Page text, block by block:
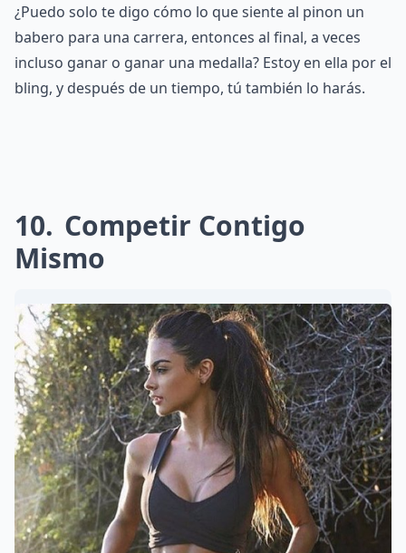
¿Puedo solo te digo cómo lo que siente al pinon un
babero para una carrera, entonces al final, a veces
incluso ganar o ganar una medalla? Estoy en ella por el
bling, y después de un tiempo, tú también lo harás.
10 Competir Contigo
Mismo